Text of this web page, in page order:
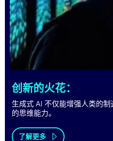
创新的火花：
生成式 AI 不仅能增强人类的
的思维能力。
了解更多